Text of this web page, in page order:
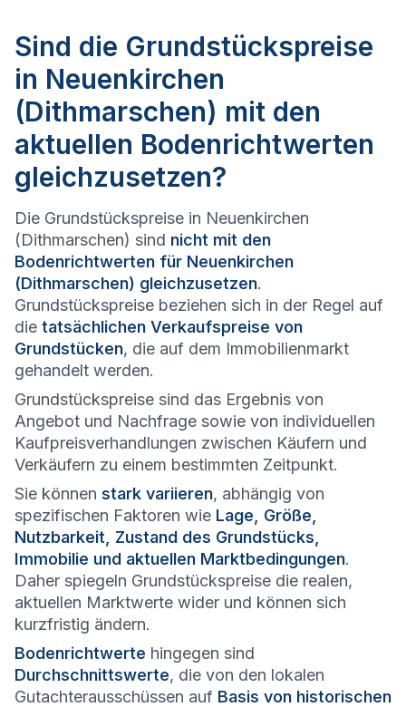
Sind die Grundstückspreise
in Neuenkirchen
(Dithmarschen) mit den
aktuellen Bodenrichtwerten
gleichzusetzen?
Die Grundstückspreise in Neuenkirchen
(Dithmarschen) sind nicht mit den
Bodenrichtwerten für Neuenkirchen
(Dithmarschen) gleichzusetzen.
Grundstückspreise beziehen sich in der Regel auf
die tatsächlichen Verkaufspreise von
Grundstücken, die auf dem Immobilienmarkt
gehandelt werden.
Grundstückspreise sind das Ergebnis von
Angebot und Nachfrage sowie von individuellen
Kaufpreisverhandlungen zwischen Käufern und
Verkäufern zu einem bestimmten Zeitpunkt.
Sie können stark variieren, abhängig von
spezifischen Faktoren wie Lage, Größe,
Nutzbarkeit, Zustand des Grundstücks,
Immobilie und aktuellen Marktbedingungen.
Daher spiegeln Grundstückspreise die realen,
aktuellen Marktwerte wider und können sich
kurzfristig ändern.
Bodenrichtwerte hingegen sind
Durchschnittswerte, die von den lokalen
Gutachterausschüssen auf Basis von historischen